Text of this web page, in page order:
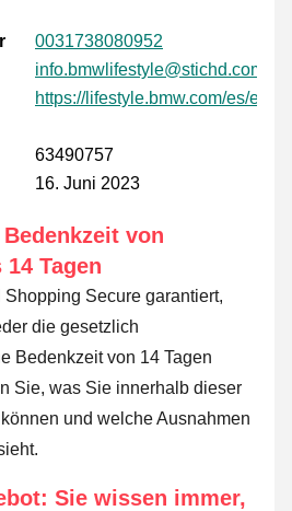
0031738080952
info.bmwlifestyle@stichd.com
https://lifestyle.bmw.com/es/es/
63490757
16. Juni 2023
von
Tagen
Shopping Secure garantiert,
die gesetzlich
Bedenkzeit von 14 Tagen
Sie, was Sie innerhalb dieser
und welche Ausnahmen
.
Sie wissen immer,